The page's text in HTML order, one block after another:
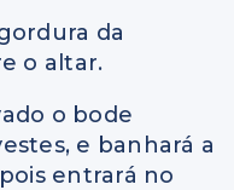
da
o altar.
o bode
e banhará a
entrará no